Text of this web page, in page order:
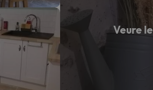
Veure